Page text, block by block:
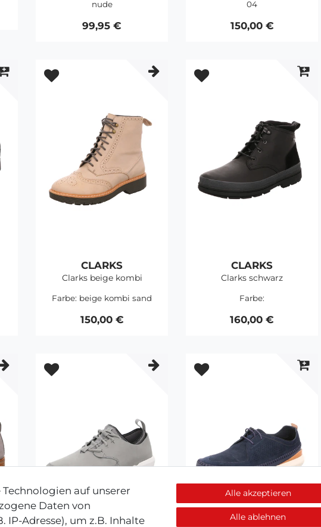
nude
99,95 €
04
150,00 €
CLARKS
Clarks beige kombi
Farbe: beige kombi sand
150,00 €
CLARKS
Clarks schwarz
Farbe:
160,00 €
auf unserer
Daten von
IP-Adresse), um z.B. Inhalte
Alle akzeptieren
Alle ablehnen